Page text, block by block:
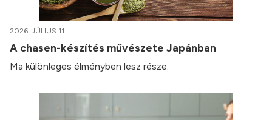
2026. JÚLIUS 11.
A chasen-készítés művészete Japánban
Ma különleges élményben lesz része.